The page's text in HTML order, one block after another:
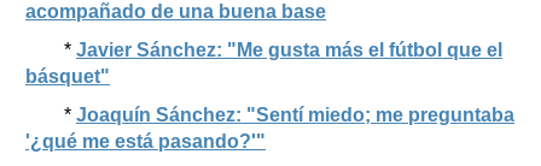
acompañado de una buena base
* Javier Sánchez: "Me gusta más el fútbol que el
básquet"
* Joaquín Sánchez: "Sentí miedo; me preguntaba
'¿qué me está pasando?'"